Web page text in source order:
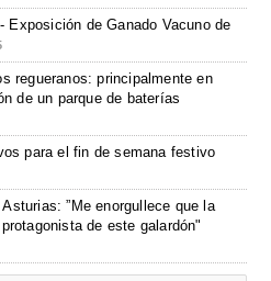
Exposición de Ganado Vacuno de
regueranos: principalmente en
de un parque de baterías
para el fin de semana festivo
”Me enorgullece que la
de este galardón"